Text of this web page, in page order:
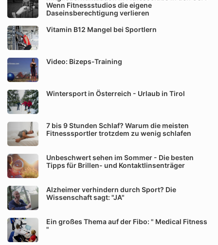
Wenn Fitnessstudios die eigene
Daseinsberechtigung verlieren
Vitamin B12 Mangel bei Sportlern
Video: Bizeps-Training
Wintersport in Österreich - Urlaub in Tirol
7 bis 9 Stunden Schlaf? Warum die meisten
Fitnesssportler trotzdem zu wenig schlafen
Unbeschwert sehen im Sommer - Die besten
Tipps für Brillen- und Kontaktlinsenträger
Alzheimer verhindern durch Sport? Die
Wissenschaft sagt: "JA"
Ein großes Thema auf der Fibo: " Medical Fitness
"